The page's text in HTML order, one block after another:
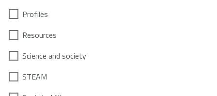
Profiles
Resources
Science and society
STEAM